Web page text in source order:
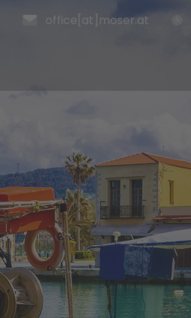
office[at]moser.at